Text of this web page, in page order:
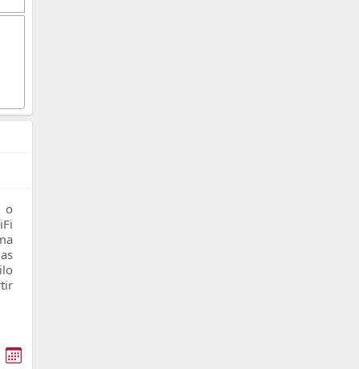
o